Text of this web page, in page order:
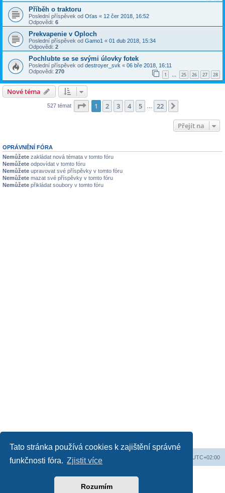
Tato stránka používá cookies k zajištění správné
funkčnosti fóra. Zjistit více
Rozumím
Příběh o traktoru
Poslední příspěvek od Oťas « 12 čer 2018, 16:52
Odpovědi: 6
Prekvapenie v Oploch
Poslední příspěvek od Gamo1 « 01 dub 2018, 15:34
Odpovědi: 2
Pochlubte se se svými úlovky fotek
Poslední příspěvek od destroyer_svk « 06 bře 2018, 16:11
Odpovědi: 270 1 … 25 26 27 28
Nové téma
527 témat Stránka z 22
1 2 3 4 5 22
Přejít na
OPRÁVNĚNÍ FÓRA
Nemůžete zakládat nová témata v tomto fóru
Nemůžete odpovídat v tomto fóru
Nemůžete upravovat své příspěvky v tomto fóru
Nemůžete mazat své příspěvky v tomto fóru
Nemůžete přikládat soubory v tomto fóru
Web Obsah fóra UTC+02:00
Založeno naphpBB® Forum Software © phpBB Limited
Český překlad –